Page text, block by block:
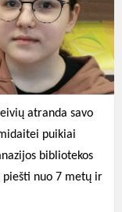
atranda savo
puikiai
bibliotekos
piešti nuo 7 metų ir